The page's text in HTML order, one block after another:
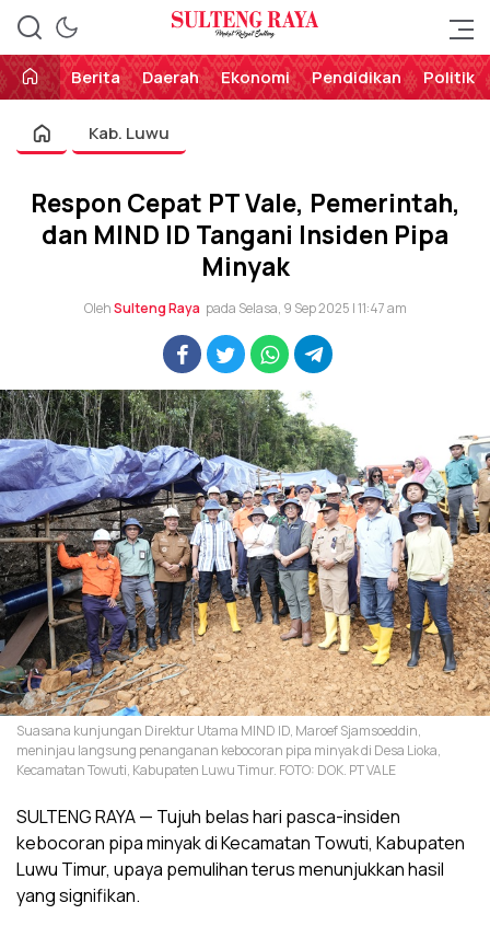
Sulteng Raya
Perekat Rakyat Sulteng
Berita
Daerah Ekonomi Pendidikan Politik
Kab. Luwu
Respon Cepat PT Vale, Pemerintah,
dan MIND ID Tangani Insiden Pipa
Minyak
OlehSulteng Raya pada Selasa, 9 Sep 2025 | 11:47 am
Suasana kunjungan Direktur Utama MIND ID, Maroef Sjamsoeddin,
meninjau langsung penanganan kebocoran pipa minyak di Desa Lioka,
Kecamatan Towuti, Kabupaten Luwu Timur. FOTO: DOK. PT VALE
SULTENG RAYA — Tujuh belas hari pasca-insiden
kebocoran pipa minyak di Kecamatan Towuti, Kabupaten
Luwu Timur, upaya pemulihan terus menunjukkan hasil
yang signifikan.